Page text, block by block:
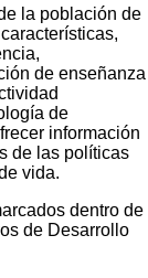
la población de
de enseñanza
de
información
de las políticas
vida.
dentro de
de Desarrollo